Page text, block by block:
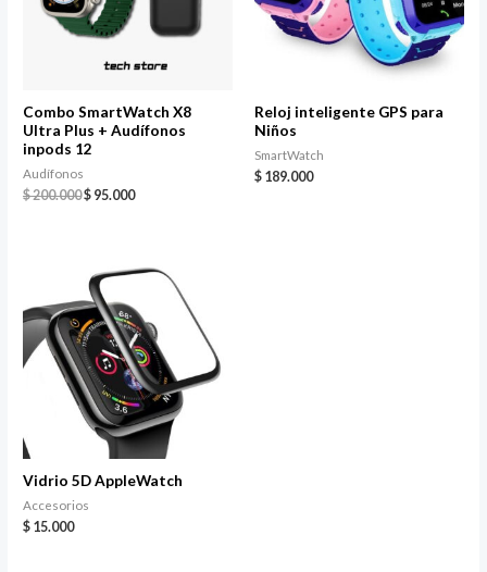
Combo SmartWatch X8
Ultra Plus + Audífonos
inpods 12
Audífonos
$200.000$ 95.000
Reloj inteligente GPS para
Niños
SmartWatch
$ 189.000
Vidrio 5D AppleWatch
Accesorios
$ 15.000